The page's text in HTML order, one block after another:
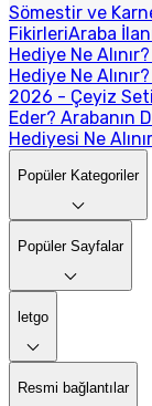
Sömestir ve
FikirleriAraba
Hediye Ne
Hediye Ne
2026 - Çeyiz
Eder? Arabanın
Hediyesi Ne
Popüler Kategoriler
Popüler Sayfalar
letgo
Resmi bağlantılar